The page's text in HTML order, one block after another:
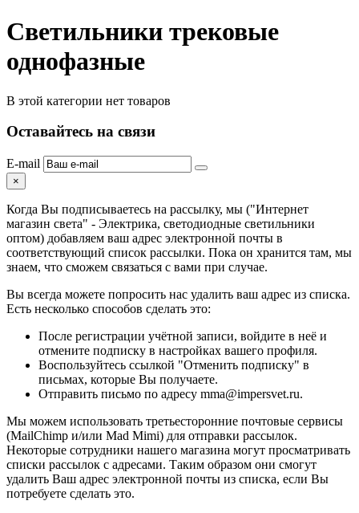
Светильники трековые
однофазные
В этой категории нет товаров
Оставайтесь на связи
E-mail
×
Когда Вы подписываетесь на рассылку, мы ("Интернет
магазин света" - Электрика, светодиодные светильники
оптом) добавляем ваш адрес электронной почты в
соответствующий список рассылки. Пока он хранится там, мы
знаем, что сможем связаться с вами при случае.
Вы всегда можете попросить нас удалить ваш адрес из списка.
Есть несколько способов сделать это:
После регистрации учётной записи, войдите в неё и
отмените подписку в настройках вашего профиля.
Воспользуйтесь ссылкой "Отменить подписку" в
письмах, которые Вы получаете.
Отправить письмо по адресу mma@impersvet.ru.
Мы можем использовать третьесторонние почтовые сервисы
(MailChimp и/или Mad Mimi) для отправки рассылок.
Некоторые сотрудники нашего магазина могут просматривать
списки рассылок с адресами. Таким образом они смогут
удалить Ваш адрес электронной почты из списка, если Вы
потребуете сделать это.